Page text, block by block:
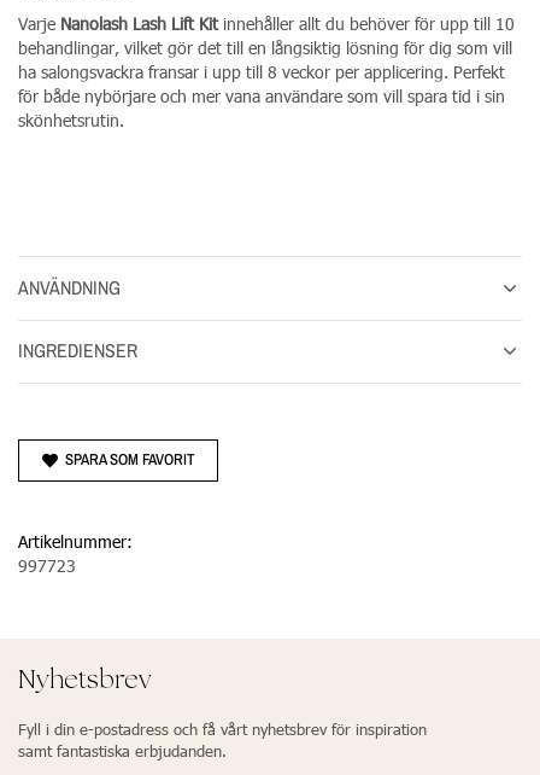
ANVÄNDNING
INGREDIENSER
Varje Nanolash Lash Lift Kitinnehåller allt du behöver för upp till 10
behandlingar, vilket gör det till en långsiktig lösning för dig som vill
ha salongsvackra fransar i upp till 8 veckor per applicering. Perfekt
för både nybörjare och mer vana användare som vill spara tid i sin
skönhetsrutin.
SPARA SOM FAVORIT
Artikelnummer:
997723
Nyhetsbrev
Fyll i din e-postadress och få vårt nyhetsbrev för inspiration
samt fantastiska erbjudanden.